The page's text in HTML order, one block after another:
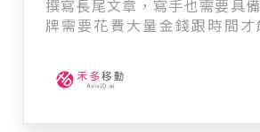
撰寫長尾文章，寫手也需要具
牌需要花費大量金錢跟時間才
台式語感的SEO文章，省去複